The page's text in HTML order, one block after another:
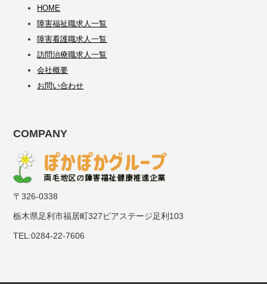
HOME
障害福祉職求人一覧
障害看護職求人一覧
訪問治療職求人一覧
会社概要
お問い合わせ
COMPANY
〒326-0338
栃木県足利市福居町327ピアステージ足利103
TEL:0284-22-7606